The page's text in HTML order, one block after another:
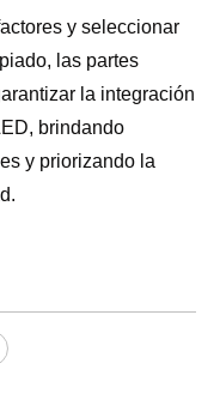
y seleccionar
las partes
la integración
brindando
y priorizando la